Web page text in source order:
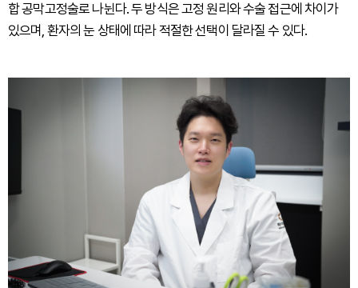
합 공막고정술로 나뉜다. 두 방식은 고정 원리와 수술 접근에 차이가
있으며, 환자의 눈 상태에 따라 적절한 선택이 달라질 수 있다.